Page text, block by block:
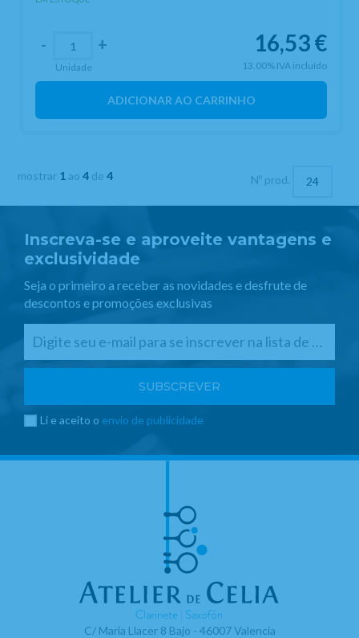
16,53€
13.00% IVA incluído
- +
Unidade
ADICIONAR AO CARRINHO
mostrar 1 ao4 de4 Nº prod.
Inscreva-se e aproveite vantagens e
exclusividade
Seja o primeiro a receber as novidades e desfrute de
descontos e promoções exclusivas
Li e aceito o envio de publicidade
C/ Maria Llacer 8 Bajo - 46007 Valencia